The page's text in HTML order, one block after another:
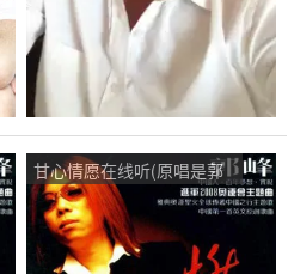
甘心情愿在线听(原唱是郭
峰)，拼搏演唱点播:43次